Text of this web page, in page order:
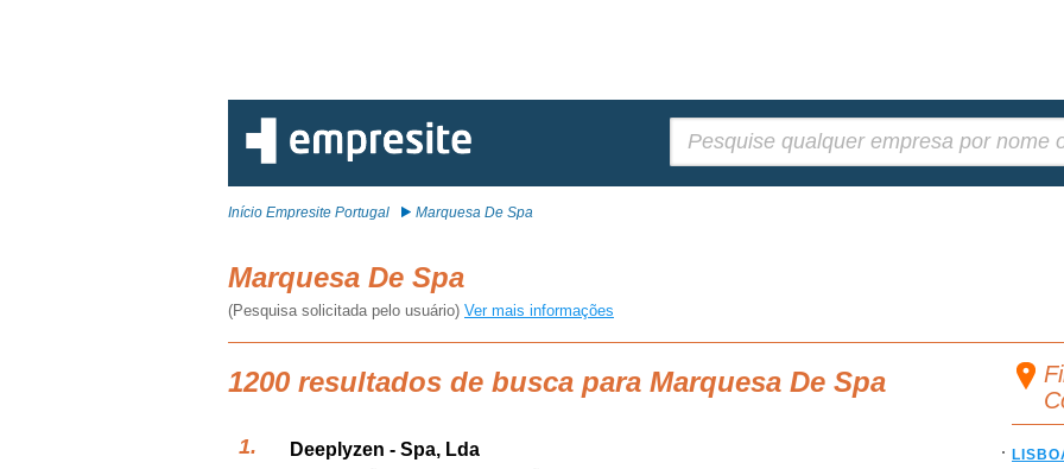
Início Empresite Portugal Marquesa De Spa
Marquesa De Spa
(Pesquisa solicitada pelo usuário) Ver mais informações
1200 resultados de busca para Marquesa De Spa
Deeplyzen - Spa, Lda